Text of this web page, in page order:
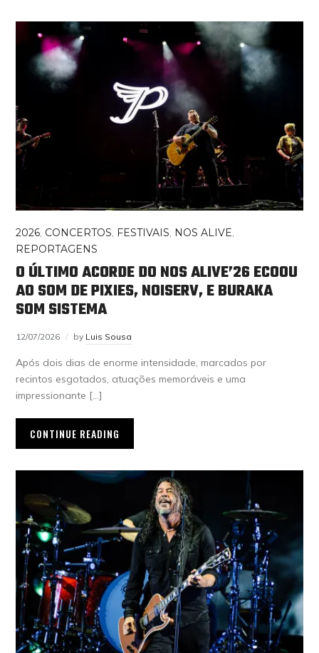
2026, CONCERTOS, FESTIVAIS, NOS ALIVE,
REPORTAGENS
O ÚLTIMO ACORDE DO NOS ALIVE’26 ECOOU
AO SOM DE PIXIES, NOISERV, E BURAKA
SOM SISTEMA
12/07/2026 by Luis Sousa
Após dois dias de enorme intensidade, marcados por
recintos esgotados, atuações memoráveis e uma
impressionante […]
CONTINUE READING